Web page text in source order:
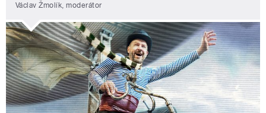
Václav Žmolík, moderátor